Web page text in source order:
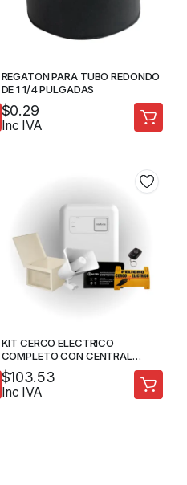
REGATON PARA TUBO REDONDO
DE 1 1/4 PULGADAS
$0.29
Inc IVA
KIT CERCO ELECTRICO
COMPLETO CON CENTRAL
ELC3020
$103.53
Inc IVA